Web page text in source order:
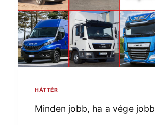
HÁTTÉR
Minden jobb, ha a vége jobb